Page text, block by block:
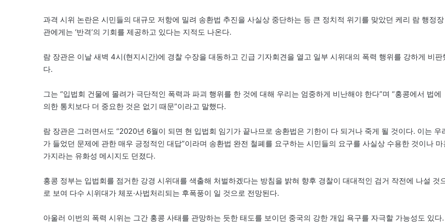
과격 시위 논란은 시민들의 대규모 저항에 밀려 송환법 추진을 사실상 중단하는 등 큰 정치적 위기를 맞았던 케리 람 행정장
관에게는 ‘반격’의 기회를 제공하고 있다는 지적도 나온다.
람 장관은 이날 새벽 4시(현지시간)에 경찰 수장을 대동하고 긴급 기자회견을 열고 일부 시위대의 폭력 행위를 강하게 비판
다.
그는 “입법회 건물에 몰려가 극단적인 폭력과 파괴 행위를 한 것에 대해 우리는 엄중하게 비난해야 한다”며 “홍콩에서 법에
의한 통치보다 더 중요한 것은 없기 때문”이라고 말했다.
람 장관은 그러면서도 “2020년 6월이 되면 현 입법회 임기가 끝나므로 송환법은 기한이 다 되거나 죽게 될 것이다. 이는 우
가 들었던 문제에 관한 매우 긍정적인 대답”이라며 송환법 완전 철폐를 요구하는 시민들의 요구를 사실상 수용한 것이나 마
가지라는 유화성 메시지도 던졌다.
홍콩 정부는 입법회를 점거한 강경 시위대를 색출해 처벌하겠다는 방침을 밝혀 향후 경찰이 대대적인 검거 작전에 나설 것
로 보여 다수 시위대가 체포·사법처리되는 후폭풍이 일 것으로 전망된다.
아울러 이번의 폭력 시위는 그간 홍콩 사태를 관망하는 듯한 태도를 보이던 중국의 강한 개입 욕구를 자극할 가능성도 있다.